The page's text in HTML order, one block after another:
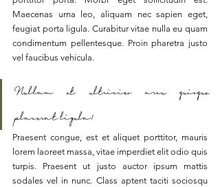
Maecenas urna leo, aliquam nec sapien eget,
feugiat porta ligula. Curabitur vitae nulla eu quam
condimentum pellentesque. Proin pharetra justo
vel faucibus vehicula.
Nullam et ultricies arcu quisque
placerat ligula!
Praesent congue, est et aliquet porttitor, mauris
lorem laoreet massa, vitae imperdiet elit odio quis
turpis. Praesent ut justo auctor ipsum mattis
sodales vel in nunc. Class aptent taciti sociosqu